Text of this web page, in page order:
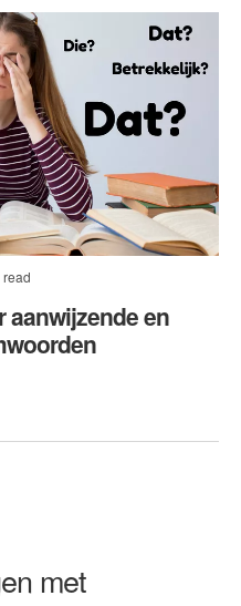
aanwijzende en
met